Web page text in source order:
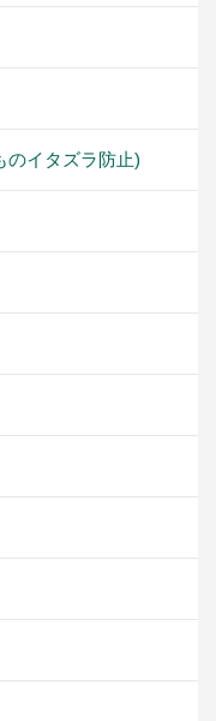
のイタズラ防止)